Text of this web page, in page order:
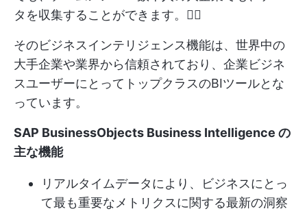
タを収集することができます。🙇‍♀️
そのビジネスインテリジェンス機能は、世界中の
大手企業や業界から信頼されており、企業ビジネ
スユーザーにとってトップクラスのBIツールとな
っています。
SAP BusinessObjects Business Intelligence の
主な機能
リアルタイムデータにより、ビジネスにとっ
て最も重要なメトリクスに関する最新の洞察